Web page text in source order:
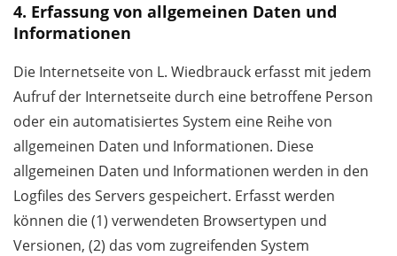
4. Erfassung von allgemeinen Daten und
Informationen
Die Internetseite von L. Wiedbrauck erfasst mit jedem
Aufruf der Internetseite durch eine betroffene Person
oder ein automatisiertes System eine Reihe von
allgemeinen Daten und Informationen. Diese
allgemeinen Daten und Informationen werden in den
Logfiles des Servers gespeichert. Erfasst werden
können die (1) verwendeten Browsertypen und
Versionen, (2) das vom zugreifenden System